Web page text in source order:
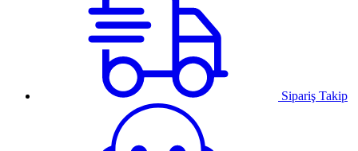
Sipariş Takip